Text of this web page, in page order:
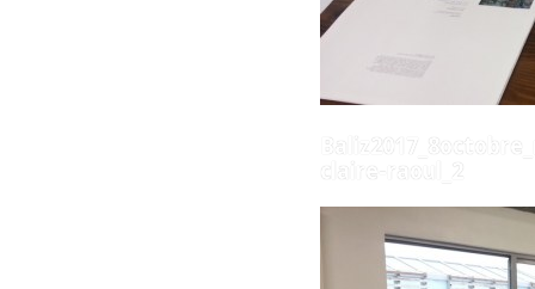
claire-raoul_2